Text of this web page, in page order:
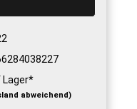
Lager*
abweichend)